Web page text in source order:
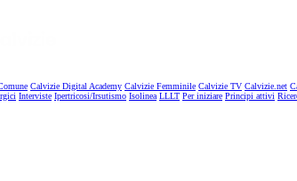
Calvizie Digital Academy Calvizie Femminile Calvizie TV Calvizie.net
Interviste Ipertricosi/Irsutismo Isolinea LLLT Per iniziare Principi attivi